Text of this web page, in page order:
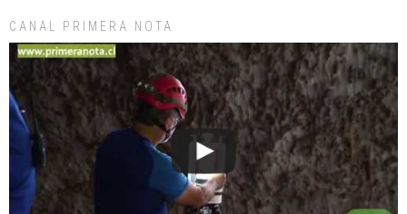
CANAL PRIMERA NOTA